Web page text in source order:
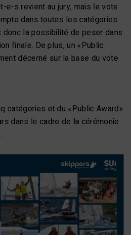
e-s revient au jury, mais le vote
dans toutes les catégories
donc la possibilité de peser dans
finale. De plus, un «Public
décerné sur la base du vote
catégories et du «Public Award»
dans le cadre de la cérémonie